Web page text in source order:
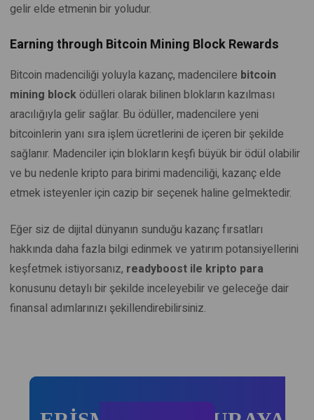
gelir elde etmenin bir yoludur.
Earning through Bitcoin Mining Block Rewards
Bitcoin madenciliği yoluyla kazanç, madencilere bitcoin
mining blocködülleri olarak bilinen blokların kazılması
aracılığıyla gelir sağlar. Bu ödüller, madencilere yeni
bitcoinlerin yanı sıra işlem ücretlerini de içeren bir şekilde
sağlanır. Madenciler için blokların keşfi büyük bir ödül olabilir
ve bu nedenle kripto para birimi madenciliği, kazanç elde
etmek isteyenler için cazip bir seçenek haline gelmektedir.
Eğer siz de dijital dünyanın sunduğu kazanç fırsatları
hakkında daha fazla bilgi edinmek ve yatırım potansiyellerini
keşfetmek istiyorsanız, readyboost ile kripto para
konusunu detaylı bir şekilde inceleyebilir ve geleceğe dair
finansal adımlarınızı şekillendirebilirsiniz.